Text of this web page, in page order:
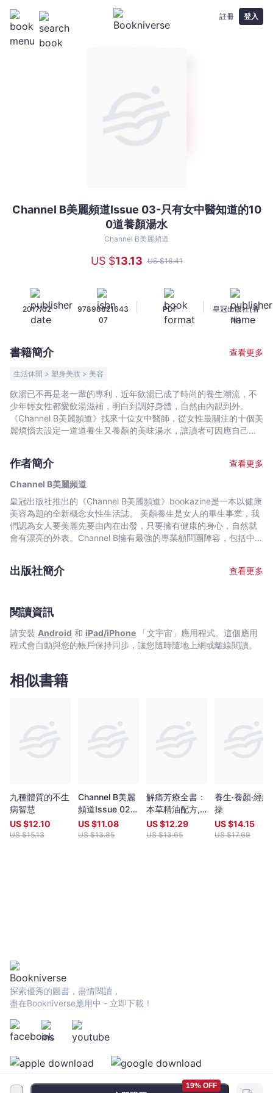
註冊 登入
Channel
Issue
03-
女
中
知
道
的
道
顏
湯
水
-
美
頻
道
-
文
宙
Channel B美麗頻道Issue 03-只有女中醫知道的10
0道養顏湯水
Channel B美麗頻道
US $13.13 US $16.41
2017/02 |
97898821643
07
PDF
皇冠出版社(香
港)
書籍簡介 查看更多
生活休閒 > 塑身美妝 > 美容
飲湯已不再是老一輩的專利，近年飲湯已成了時尚的養生潮流，不
少年輕女性都愛飲湯滋補，明白到調好身體，自然由內靚到外。
《Channel B美麗頻道》找來十位女中醫師，從女性最關注的十個美
麗煩惱去設定一道道養生又養顏的美味湯水，讓讀者可因應自己的
熱底，選對滋潤湯水，踢走皮膚暗啞,皺紋。 ‧暢便排毒，重拾光采
美肌。 ‧疲態盡露，眼神空洞？明目湯水，從此向黑眼圈說再見。 ‧
暗瘡皆因肺熱,脾虛或腎虛？選上適合的湯水才能真正改善。 ‧常覺
心煩氣燥？飲湯也可解鬱開懷。 ‧養腎湯水，從此頭髮烏黑潤澤。 ‧
飲湯也能纖體美胸？增肌緊緻防虛胖,實胖。 ‧溫經止痛湯水，告別
冰凍四肢。 ‧懷孕前後湯水調補，養好子宮皮膚好。 ‧西式湯療
Souping，養顏同時排毒。 23個煲湯冷知識,100+養生養顏湯水，
作者簡介
查看更多
Channel B美麗頻道
皇冠出版社推出的《Channel B美麗頻道》bookazine是一本以健康
美容為題的全新概念女性生活誌。 美顏養生是女人的畢生事業，我
們認為女人要美麗先要由內在出發，只要擁有健康的身心，自然就
會有漂亮的外表。Channel B擁有最強的專業顧問團陣容，包括中
的生活誌。
出版社簡介 查看更多
閱讀資訊
請安裝 Android 和 iPad/iPhone 「文宇宙」應用程式。這個應用
程式會自動與您的帳戶保持同步，讓您隨時隨地上網或離線閱讀。
相似書籍
九種體質的不生
病智慧
US $12.10
US $15.13
Channel B美麗
頻道Issue 02-
所有專家一起教
你煉成完美體態
US $11.08
US $13.85
解痛芳療全書：
本草精油配方,
穴位按摩,中西
醫治療法，徹底
US $12.29
US $13.65
養生‧養顏‧經絡
操
US $14.15
US $17.69
19% OFF
探索優秀的圖書，盡情閱讀，
盡在Bookniverse應用中 - 立即下載！